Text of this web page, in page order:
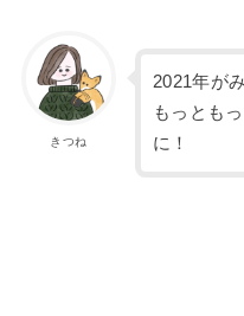
きつね
2021年が
もっとも
に！